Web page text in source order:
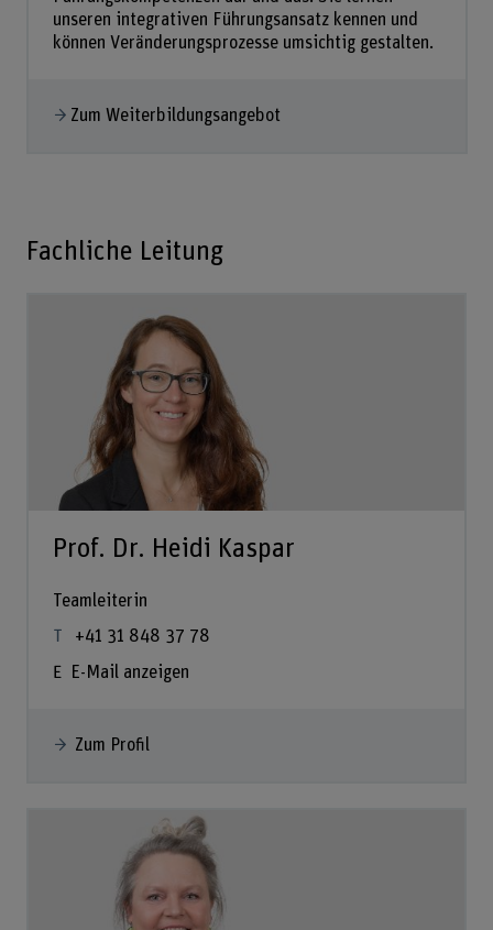
unseren integrativen Führungsansatz kennen und
können Veränderungsprozesse umsichtig gestalten.
Zum Weiterbildungsangebot
Fachliche Leitung
Prof. Dr. Heidi Kaspar
Teamleiterin
+41 31 848 37 78
E-Mail anzeigen
Zum Profil